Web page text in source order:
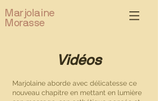
Marjolaine
Morasse
Vidéos
Marjolaine aborde avec délicatesse ce
nouveau chapitre en mettant en lumière